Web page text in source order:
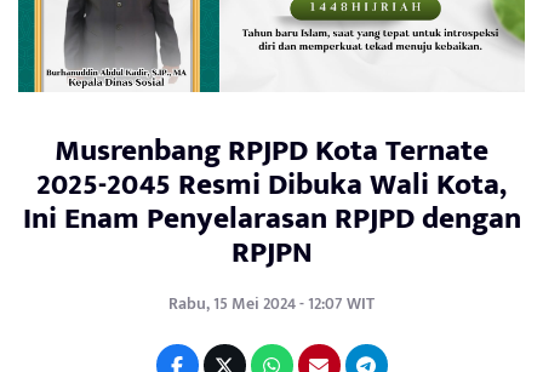
Musrenbang RPJPD Kota Ternate
2025-2045 Resmi Dibuka Wali Kota,
Ini Enam Penyelarasan RPJPD dengan
RPJPN
Rabu, 15 Mei 2024 - 12:07 WIT